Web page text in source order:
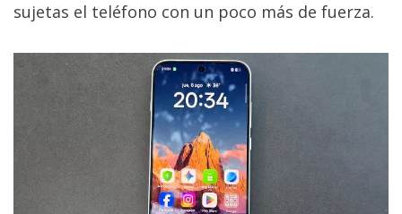
sujetas el teléfono con un poco más de fuerza.